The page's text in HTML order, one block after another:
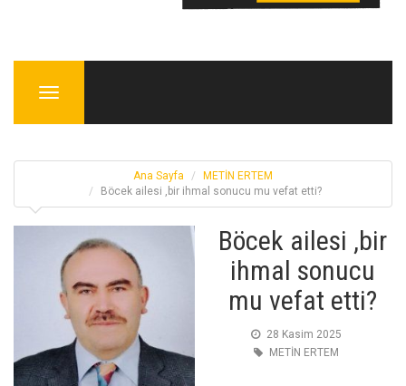
Menu
Ana Sayfa
METİN ERTEM
Böcek ailesi ,bir ihmal sonucu mu vefat etti?
Böcek ailesi ,bir
ihmal sonucu
mu vefat etti?
28 Kasim 2025
METİN ERTEM